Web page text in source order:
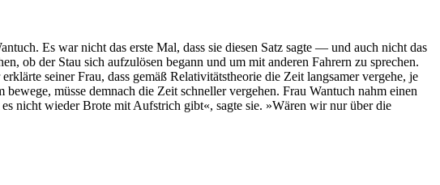
Es war nicht das erste Mal, dass sie diesen Satz sagte — und auch nicht das
ob der Stau sich aufzulösen begann und um mit anderen Fahrern zu sprechen.
seiner Frau, dass gemäß Relativitätstheorie die Zeit langsamer vergehe, je
müsse demnach die Zeit schneller vergehen. Frau Wantuch nahm einen
nicht wieder Brote mit Aufstrich gibt«, sagte sie. »Wären wir nur über die